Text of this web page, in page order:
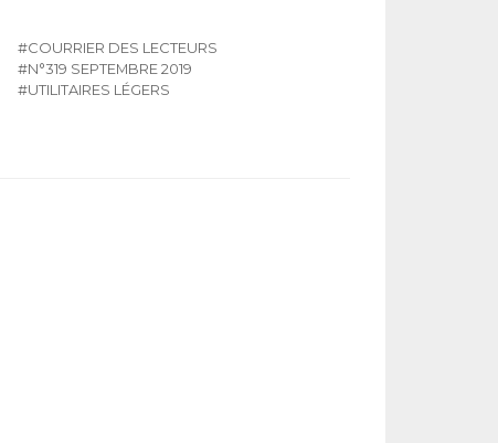
#COURRIER DES LECTEURS
#N°319 SEPTEMBRE 2019
#UTILITAIRES LÉGERS